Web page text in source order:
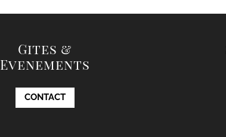
Gites &
Evenements
CONTACT